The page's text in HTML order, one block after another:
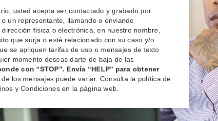
usted acepta ser contactado y grabado por
un representante, llamando o enviando
física o electrónica, en nuestro nombre,
que surja o esté relacionado con su caso y/o
se apliquen tarifas de uso o mensajes de texto
momento deseas darte de baja de las
con “STOP”. Envía “HELP” para obtener
los mensajes puede variar. Consulta la política de
y Condiciones en la página web.